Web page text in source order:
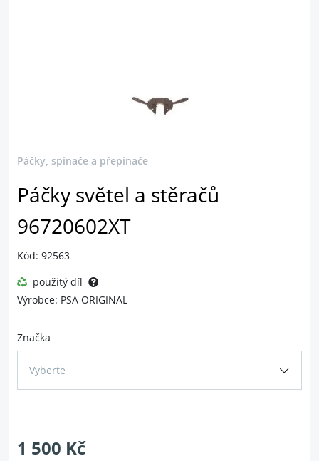
Páčky, spínače a přepínače
Páčky světel a stěračů
96720602XT
Kód: 92563
použitý díl
Výrobce: PSA ORIGINAL
Značka
Vyberte
1 500 Kč